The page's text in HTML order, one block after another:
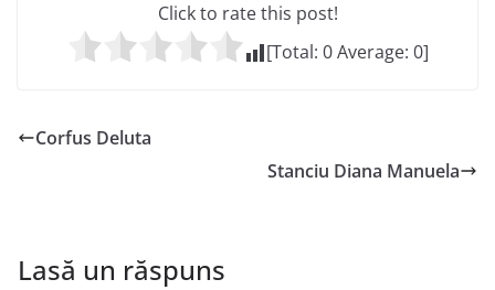
Click to rate this post!
[Total: 0Average: 0]
Corfus Deluta
Stanciu Diana Manuela
Lasă un răspuns